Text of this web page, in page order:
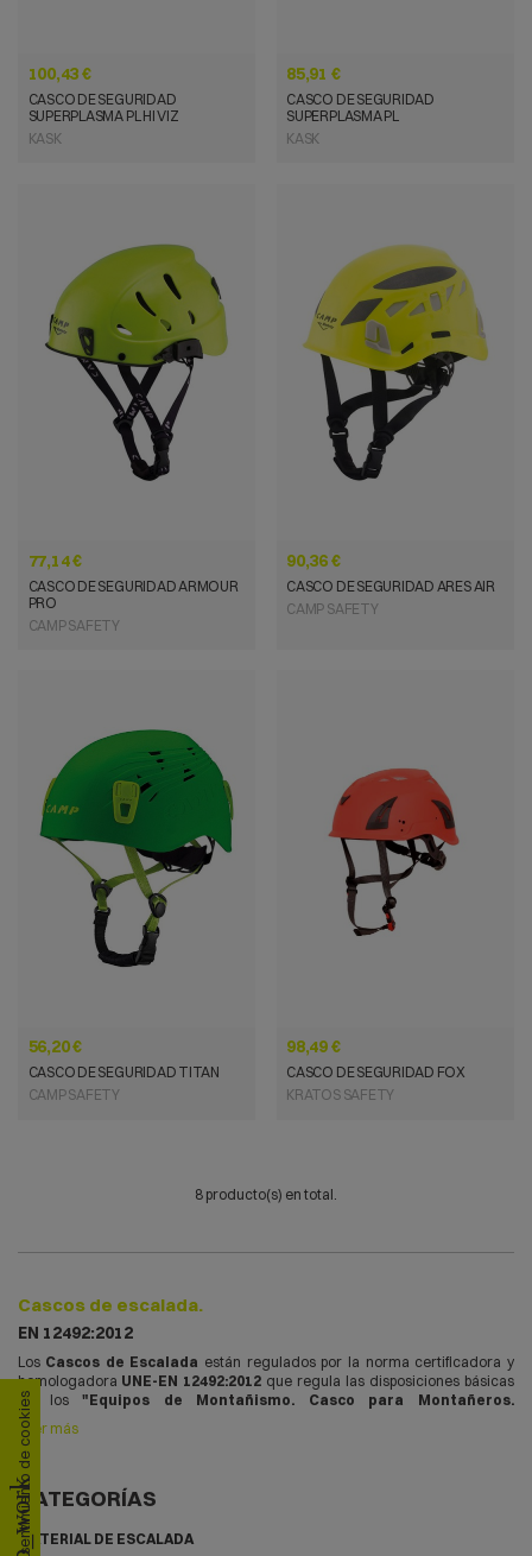
100,43 €
CASCO DE SEGURIDAD
SUPERPLASMA PL HI VIZ
KASK
85,91 €
CASCO DE SEGURIDAD
SUPERPLASMA PL
KASK
VISTA RÁPIDA
77,14 €
CASCO DE SEGURIDAD ARMOUR
PRO
CAMP SAFETY
VISTA RÁPIDA
90,36 €
CASCO DE SEGURIDAD ARES AIR
CAMP SAFETY
VISTA RÁPIDA
56,20 €
CASCO DE SEGURIDAD TITAN
CAMP SAFETY
VISTA RÁPIDA
98,49 €
CASCO DE SEGURIDAD FOX
KRATOS SAFETY
8 producto(s) en total.
Cascos de escalada.
EN 12492:2012
Los Cascos de Escalada están regulados por la norma certificadora y
homologadora UNE-EN 12492:2012 que regula las disposiciones básicas
de los "Equipos de Montañismo. Casco para Montañeros.
Requisitos de seguridad y métodos de ensayo"
Los
en caso de caída de la persona o de objetos. Son cascos que destacan por
su ligereza, robustez y confort.
Conforme a al norma
seguir unos criterios y requisitos:
Leer más
CATEGORÍAS
MATERIAL DE ESCALADA
Consentimiento de cookies